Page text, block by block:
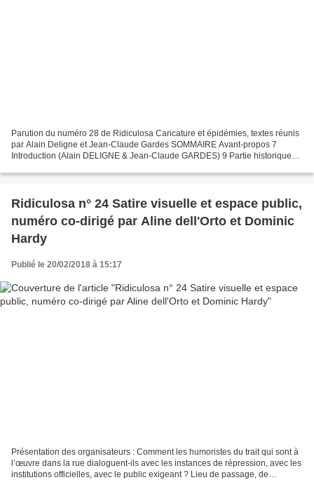
Parution du numéro 28 de Ridiculosa Caricature et épidémies, textes réunis
par Alain Deligne et Jean-Claude Gardes SOMMAIRE Avant-propos 7
Introduction (Alain DELIGNE & Jean-Claude GARDES) 9 Partie historique
Ridiculosa n° 24 Satire visuelle et espace public,
numéro co-dirigé par Aline dell'Orto et Dominic
Hardy
Publié le 20/02/2018 à 15:17
Présentation des organisateurs : Comment les humoristes du trait qui sont à
l’œuvre dans la rue dialoguent-ils avec les instances de répression, avec les
institutions officielles, avec le public exigeant ? Lieu de passage, de